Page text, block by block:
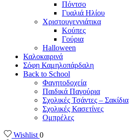
Πόντσο
Γυαλιά Ηλίου
Χριστουγεννιάτικα
Κούπες
Γούρια
Halloween
Καλοκαιρινά
Σόφη Καμηλοπάρδαλη
Back to School
Φαγητοδοχεία
Παιδικά Παγούρια
Σχολικές Τσάντες – Σακίδια
Σχολικές Κασετίνες
Ομπρέλες
Wishlist0